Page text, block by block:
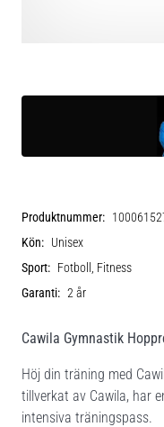
Produktnummer:
Kön: Unisex
Sport: Fotboll, Fitness
Garanti: 2 år
Cawila Gymnastik
Höj din träning med
tillverkat av Cawila, har
intensiva träningspass.